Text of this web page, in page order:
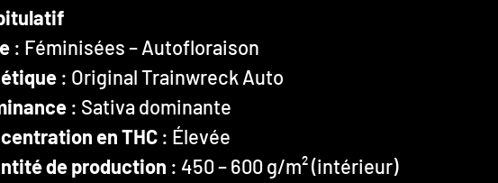
: Féminisées – Autofloraison
: Original Trainwreck Auto
: Sativa dominante
en THC : Élevée
de production : 450 – 600 g/m² (intérieur)